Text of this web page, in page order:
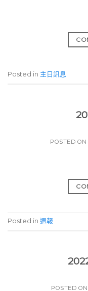
Posted in 主日訊息
POSTED ON
Posted in 週報
POSTED ON